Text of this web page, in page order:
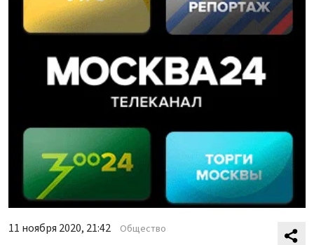
11 ноября 2020, 21:42 Общество